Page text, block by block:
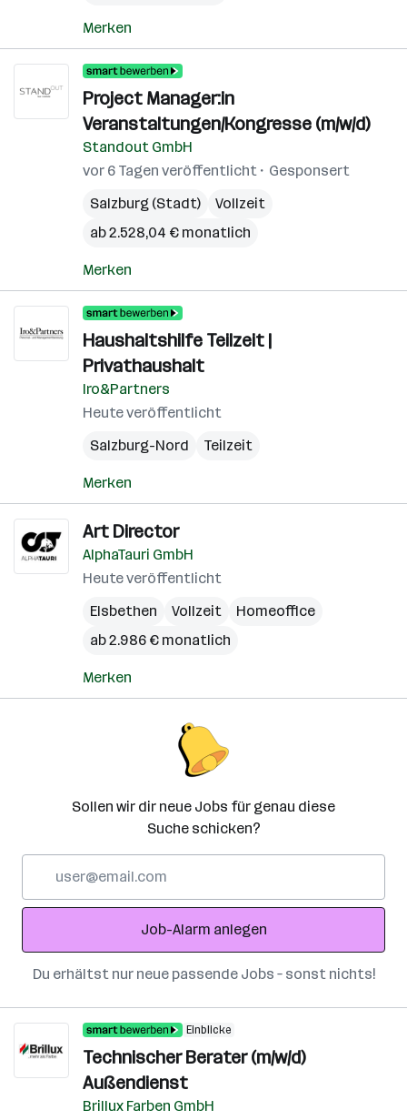
Merken
Project Manager:in
Veranstaltungen/Kongresse (m/w/d)
Standout GmbH
vor 6 Tagen veröffentlicht
Gesponsert
Salzburg (Stadt)
Vollzeit
ab 2.528,04 € monatlich
Merken
Haushaltshilfe Teilzeit |
Privathaushalt
Iro&Partners
Heute veröffentlicht
Salzburg-Nord
Teilzeit
Merken
Art Director
AlphaTauri GmbH
Heute veröffentlicht
Elsbethen
Vollzeit
Homeoffice
ab 2.986 € monatlich
Merken
Sollen wir dir neue Jobs für genau diese
Suche schicken?
Adresse
Job-Alarm anlegen
Du erhältst nur neue passende Jobs – sonst nichts!
Einblicke
Technischer Berater (m/w/d)
Außendienst
Brillux Farben GmbH